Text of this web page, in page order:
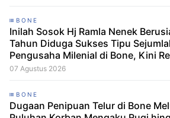
BONE
Inilah Sosok Hj Ramla Nenek
Tahun Diduga Sukses Tipu
Pengusaha Milenial di Bone, Kini
Dilaporkan Dengan Kerugian Korban
07 Agustus 2026
BONE
Dugaan Penipuan Telur di Bone